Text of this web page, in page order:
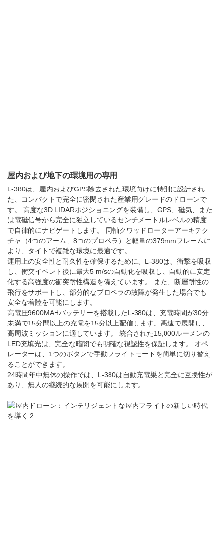
屋内および地下の環境用の専用
L-380は、屋内およびGPS除去された環境向けに特別に設計され
た、コンパクトで完全に密閉された産業用グレードのドローンで
す。 高度な3D LIDARポジショニングを装備し、GPS、磁気、また
は電磁信号から完全に独立しているセンチメートルレベルの精度
で自律的にナビゲートします。 同軸クワッドローターアーキテク
チャ（4つのアーム、8つのプロペラ）と軽量の379mmフレームに
より、タイトで複雑な環境に最適です。
運用上の安全性と耐久性を確保するために、L-380は、衝撃を吸収
し、衝突イベント後に最大5 m/sの自動化を吸収し、自動的に安定
化する高強度の衝突耐性構造を備えています。 また、断層耐性の
飛行をサポートし、部分的なプロペラの故障が発生した場合でも
安全な着陸を可能にします。
高電圧9600MAHバッテリーを搭載したL-380は、充電時間が30分
未満で15分間以上の充電を15分以上配信します。高速で展開し、
高周波ミッションに適しています。 統合された15,000ルーメンの
LED充填光は、完全な暗闇でも明確な視認性を保証します。 オペ
レーターは、1つのボタンで手動フライトモードを簡単に切り替え
ることができます。
24時間年中無休の操作では、L-380は自動充電巣と完全に互換性が
あり、無人の継続的な展開を可能にします。